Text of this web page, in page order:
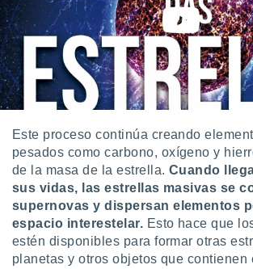
e
mediante
publicidad
publicidad
de
1199
Este proceso continúa creando
pesados como carbono, oxígeno y
de la masa de la estrella. Cuando
sus vidas, las estrellas masivas se
supernovas y dispersan elementos
espacio interestelar. Esto hace que
estén disponibles para formar otras
planetas y otros objetos que contienen